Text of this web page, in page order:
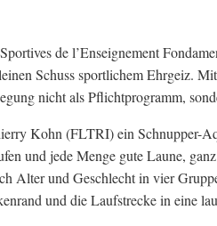
de l’Enseignement
Schuss sportlichem Ehrgeiz.
nicht als Pflichtprogramm,
Kohn (FLTRI) ein Schnupper-
und jede Menge gute Laune,
Alter und Geschlecht in vier
und die Laufstrecke in eine